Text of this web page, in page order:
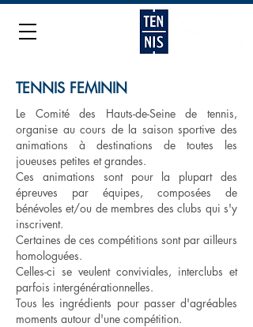
TENNIS FEMININ
Le Comité des Hauts-de-Seine de tennis,
organise au cours de la saison sportive des
animations à destinations de toutes les
joueuses petites et grandes.
Ces animations sont pour la plupart des
épreuves par équipes, composées de
bénévoles et/ou de membres des clubs qui s'y
inscrivent.
Certaines de ces compétitions sont par ailleurs
homologuées.
Celles-ci se veulent conviviales, interclubs et
parfois intergénérationnelles.
Tous les ingrédients pour passer d'agréables
moments autour d'une compétition.